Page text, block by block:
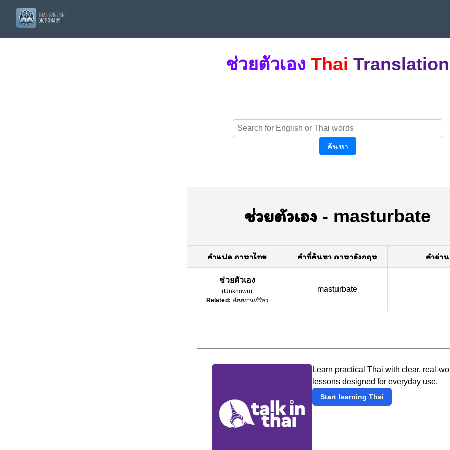
ช่วยตัวเอง Thai Translation
ค้นหา
ช่วยตัวเอง - masturbate
คำแปล ภาษาไทย คำที่ค้นหา ภาษาอังกฤษ คำอ่าน
ช่วยตัวเอง
(Unknown)
Related: อัตตกามกิริยา
masturbate
Learn practical Thai with clear, real-
lessons designed for everyday use.
Start learning Thai